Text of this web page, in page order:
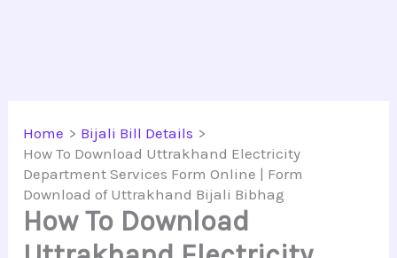
Home
Bijali Bill Details
How To Download Uttrakhand Electricity
Department Services Form Online | Form
Download of Uttrakhand Bijali Bibhag
How To Download